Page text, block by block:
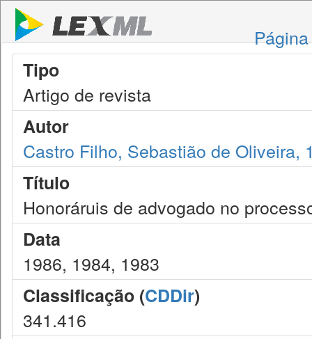
Tipo
Artigo de revista
Autor
Castro Filho, Sebastião de Oliveira,
Título
Honoráruis de advogado no
Data
1986, 1984, 1983
Classificação (CDDir)
341.416